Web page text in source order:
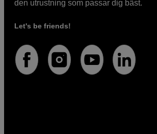
den utrustning som passar dig bäst.
Let's be friends!